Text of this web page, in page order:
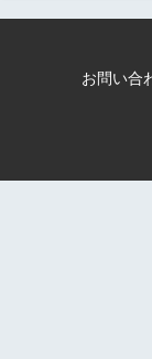
お問い合